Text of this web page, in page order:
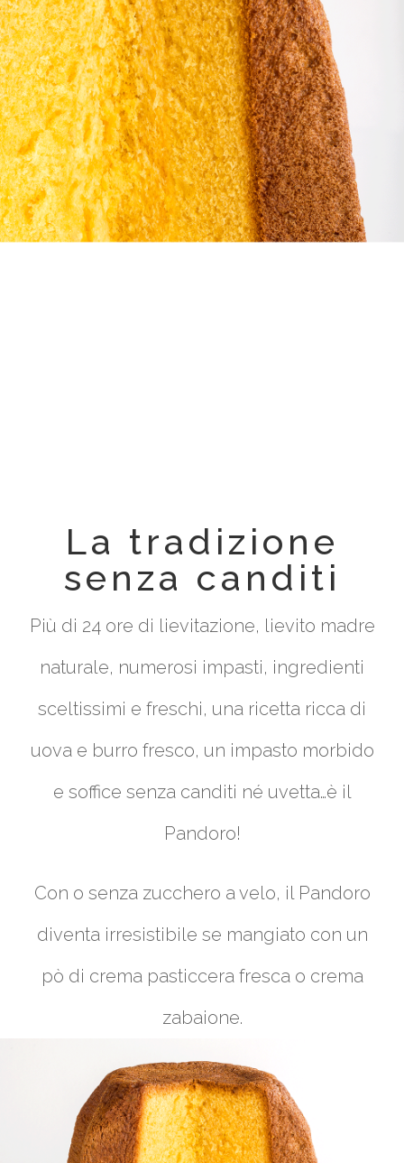
La tradizione
senza canditi
Più di 24 ore di lievitazione, lievito madre
naturale, numerosi impasti, ingredienti
sceltissimi e freschi, una ricetta ricca di
uova e burro fresco, un impasto morbido
e soffice senza canditi né uvetta…è il
Pandoro!
Con o senza zucchero a velo, il Pandoro
diventa irresistibile se mangiato con un
pò di crema pasticcera fresca o crema
zabaione.